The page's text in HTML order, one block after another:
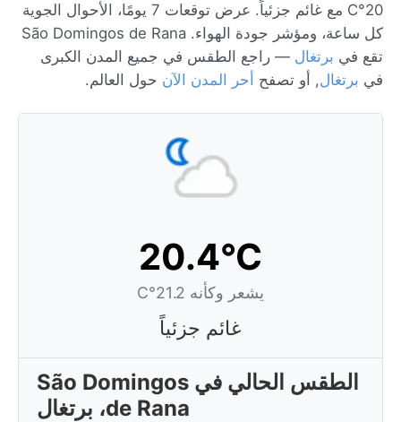
20°C مع غائم جزئياً. عرض توقعات 7 يومًا، الأحوال الجوية
كل ساعة، ومؤشر جودة الهواء. São Domingos de Rana
تقع في برتغال — راجع الطقس في جميع المدن الكبرى
في برتغال, أو تصفح أحر المدن الآن حول العالم.
20.4°C
يشعر وكأنه 21.2°C
غائم جزئياً
الطقس الحالي في São Domingos
de Rana، برتغال